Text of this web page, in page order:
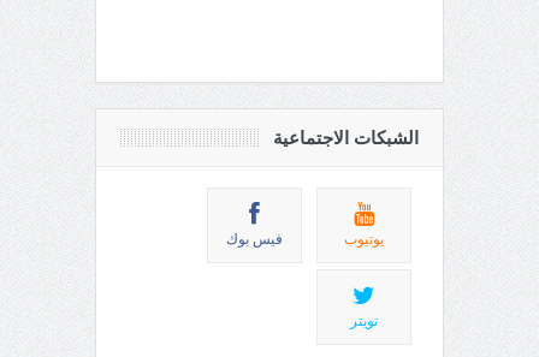
الشبكات الاجتماعية
يوتيوب فيس بوك
تويتر